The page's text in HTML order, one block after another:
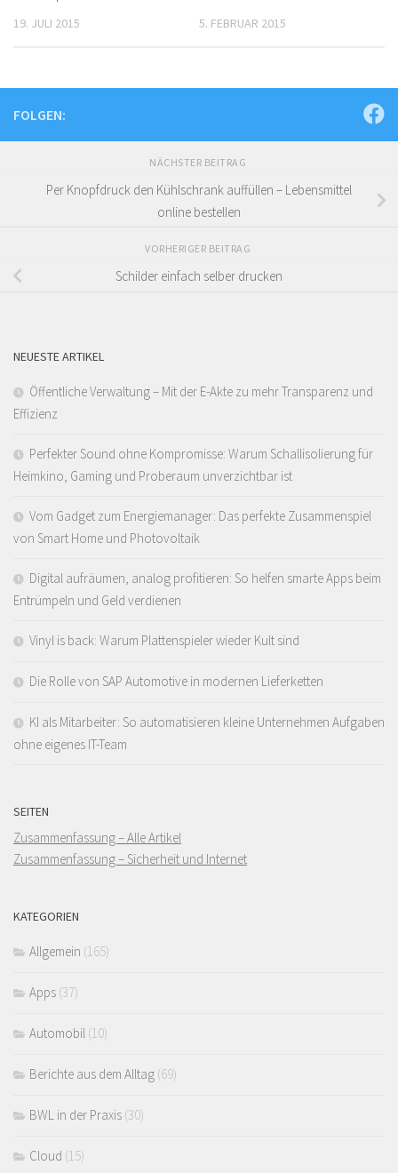
19. JULI 2015 5. FEBRUAR 2015
FOLGEN:
NÄCHSTER BEITRAG
Per Knopfdruck den Kühlschrank auffüllen – Lebensmittel
online bestellen
VORHERIGER BEITRAG
Schilder einfach selber drucken
NEUESTE ARTIKEL
Öffentliche Verwaltung – Mit der E-Akte zu mehr Transparenz und
Effizienz
Perfekter Sound ohne Kompromisse: Warum Schallisolierung für
Heimkino, Gaming und Proberaum unverzichtbar ist
Vom Gadget zum Energiemanager: Das perfekte Zusammenspiel
von Smart Home und Photovoltaik
Digital aufräumen, analog profitieren: So helfen smarte Apps beim
Entrümpeln und Geld verdienen
Vinyl is back: Warum Plattenspieler wieder Kult sind
Die Rolle von SAP Automotive in modernen Lieferketten
KI als Mitarbeiter: So automatisieren kleine Unternehmen Aufgaben
ohne eigenes IT-Team
SEITEN
Zusammenfassung – Alle Artikel
Zusammenfassung – Sicherheit und Internet
KATEGORIEN
Allgemein (165)
Apps (37)
Automobil (10)
Berichte aus dem Alltag (69)
BWL in der Praxis (30)
Cloud (15)